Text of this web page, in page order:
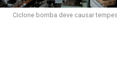
Ciclone bomba deve causar